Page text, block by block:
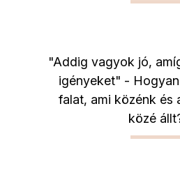
"Addig vagyok jó,
igényeket" -
falat, ami közénk és
közé